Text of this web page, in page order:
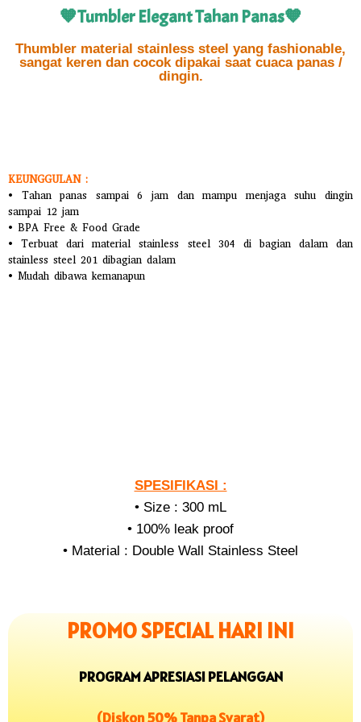
🧡Tumbler Elegant Tahan Panas🧡
Thumbler material stainless steel yang fashionable,
sangat keren dan cocok dipakai saat cuaca panas /
dingin.
KEUNGGULAN :
• Tahan panas sampai 6 jam dan mampu menjaga suhu dingin
sampai 12 jam
• BPA Free & Food Grade
• Terbuat dari material stainless steel 304 di bagian dalam dan
stainless steel 201 dibagian dalam
• Mudah dibawa kemanapun
SPESIFIKASI :
• Size : 300 mL
• 100% leak proof
• Material : Double Wall Stainless Steel
PROMO SPECIAL HARI INI
PROGRAM APRESIASI PELANGGAN
(Diskon 50% Tanpa Syarat)